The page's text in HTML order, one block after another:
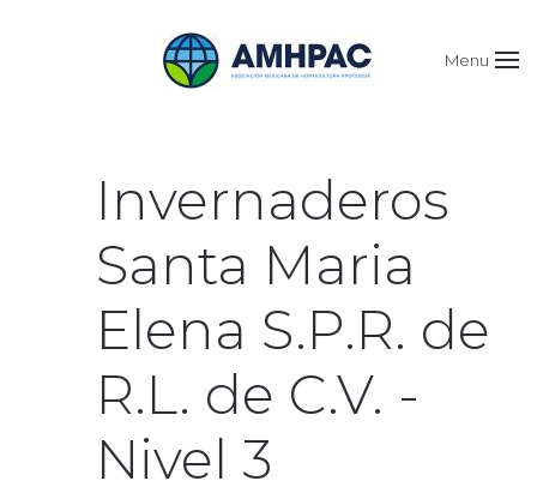
Menu
Invernaderos
Santa Maria
Elena S.P.R. de
R.L. de C.V. -
Nivel 3